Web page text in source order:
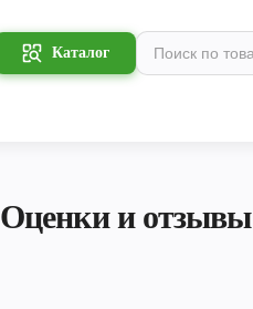
Каталог
Оценки и отзывы